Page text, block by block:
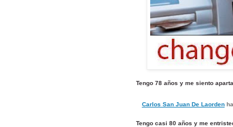
Tengo 78 años y me siento
Carlos San Juan De Laorden
Tengo casi 80 años y me